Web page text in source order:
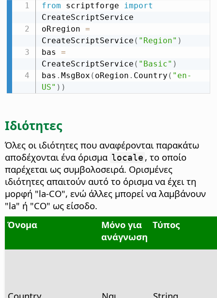
from scriptforge
import
CreateScriptService
oRregion =
CreateScriptService ( "Region" )
bas =
CreateScriptService ( "Basic" )
bas . MsgBox ( oRegion . Country ( "en-
US" ) )
Ιδιότητες
Όλες οι ιδιότητες που αναφέρονται παρακάτω
αποδέχονται ένα όρισμα locale , το οποίο
παρέχεται ως συμβολοσειρά. Ορισμένες
ιδιότητες απαιτούν αυτό το όρισμα να έχει τη
μορφή "la-CO", ενώ άλλες μπορεί να λαμβάνουν
"la" ή "CO" ως είσοδο.
Όνομα
Μόνο για
ανάγνωση
Τύπος